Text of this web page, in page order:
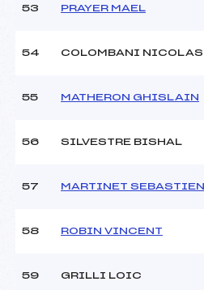
53 PRAYER MAEL
54 COLOMBANI NICOLAS
55 MATHERON GHISLAIN
56 SILVESTRE BISHAL
57 MARTINET SEBASTIEN
58 ROBIN VINCENT
59 GRILLI LOIC